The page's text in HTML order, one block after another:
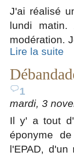
J'ai réalisé
lundi
modération.
Lire la suite
1
mardi, 3
Il y' a tout
éponyme
l'EPAD,